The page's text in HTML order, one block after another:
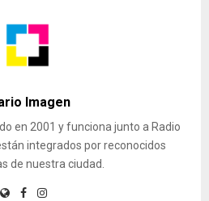
Imagen
en 2001 y funciona junto a Radio
integrados por reconocidos
de nuestra ciudad.